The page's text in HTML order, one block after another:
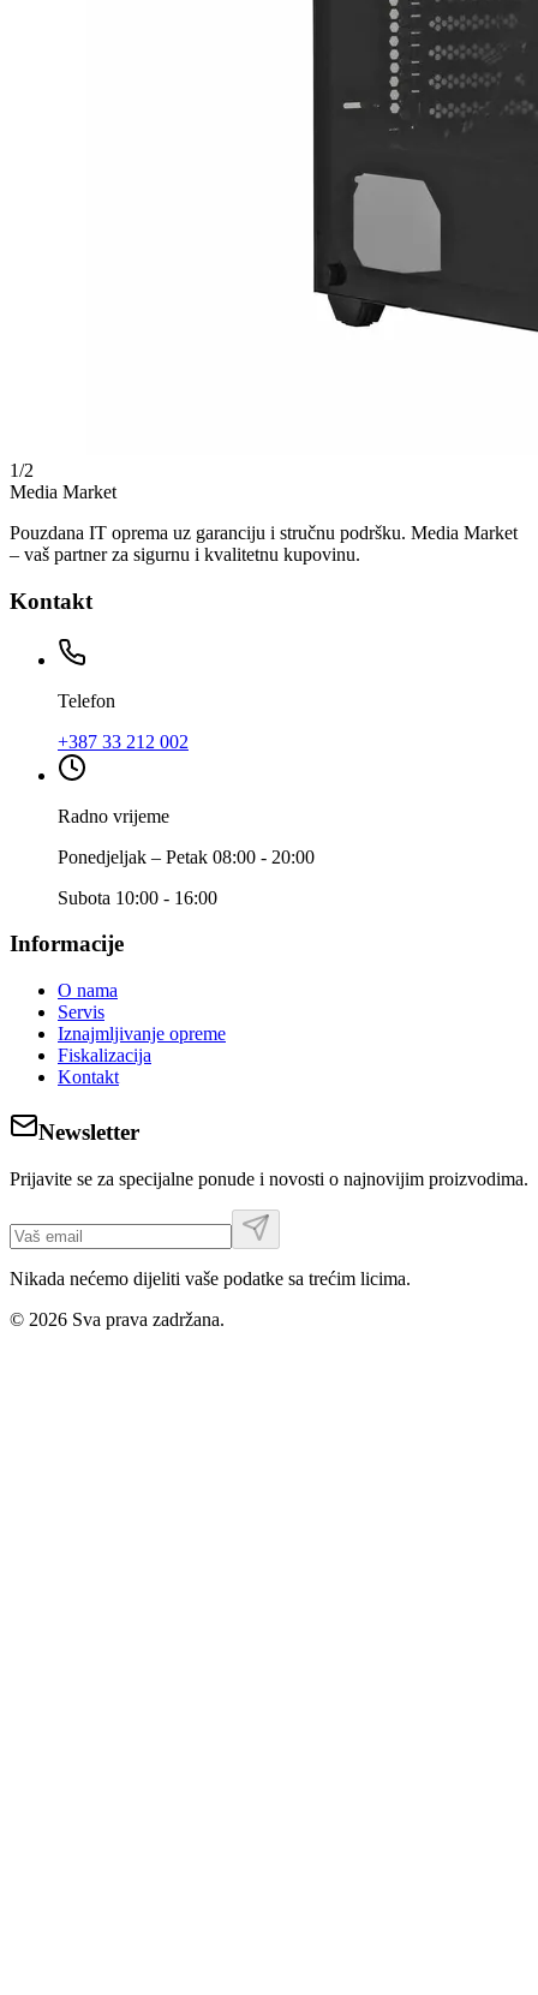
1/2
Media Market
Pouzdana IT oprema uz garanciju i stručnu podršku. Media Market
– vaš partner za sigurnu i kvalitetnu kupovinu.
Kontakt
Telefon
+387 33 212 002
Radno vrijeme
Ponedjeljak – Petak 08:00 - 20:00
Subota 10:00 - 16:00
Informacije
O nama
Servis
Iznajmljivanje opreme
Fiskalizacija
Kontakt
Newsletter
Prijavite se za specijalne ponude i novosti o najnovijim proizvodima.
Nikada nećemo dijeliti vaše podatke sa trećim licima.
© 2026 Sva prava zadržana.